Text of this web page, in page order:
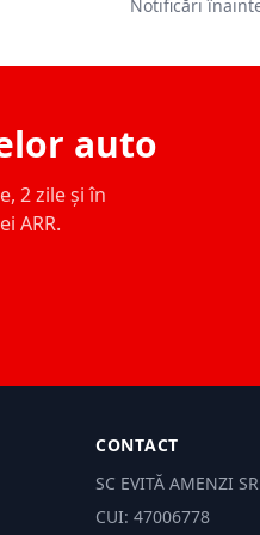
Notificări
auto
2 zile și în
ARR.
CONTACT
SC EVITĂ AMENZI
CUI: 47006778